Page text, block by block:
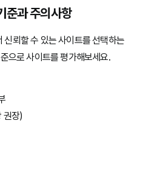
준과 주의사항
뢰할 수 있는 사이트를 선택하는
으로 사이트를 평가해보세요.
권장)